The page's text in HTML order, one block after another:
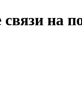
связи на